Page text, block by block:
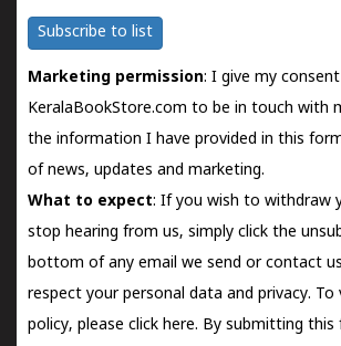
Subscribe to list
Marketing permission: I give my
KeralaBookStore.com to be in touch with
the information I have provided in this
of news, updates and marketing.
What to expect: If you wish to withdraw
stop hearing from us, simply click the
bottom of any email we send orcontact us
respect your personal data and privacy. To
policy, please click here. By submitting this